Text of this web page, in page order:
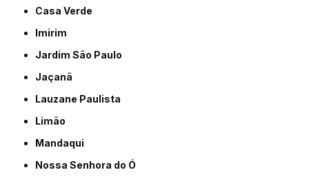
Casa Verde
Imirim
Jardim São Paulo
Jaçanã
Lauzane Paulista
Limão
Mandaqui
Nossa Senhora do Ó